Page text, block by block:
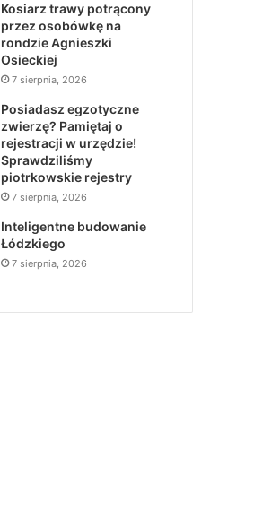
Kosiarz trawy potrącony
przez osobówkę na
rondzie Agnieszki
Osieckiej
7 sierpnia, 2026
Posiadasz egzotyczne
zwierzę? Pamiętaj o
rejestracji w urzędzie!
Sprawdziliśmy
piotrkowskie rejestry
7 sierpnia, 2026
Inteligentne budowanie
Łódzkiego
7 sierpnia, 2026